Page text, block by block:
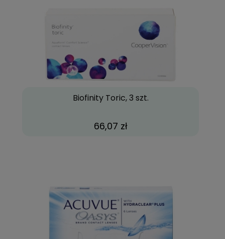
Biofinity Toric, 3 szt.
66,07 zł